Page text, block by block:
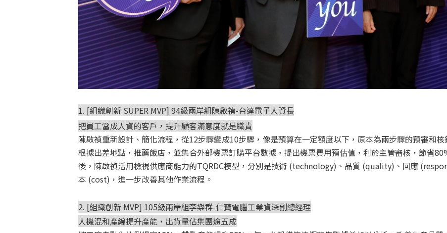
1. [組織創新 SUPER MVP] 94級兩岸組陳啟禎-台達電子人資長
把員工當成人資的客戶，提升顧客滿意度就是職責
陳啟禎重新設計、簡化流程，從12步驟變成10步驟，像是預算在一定額度以下，原本為兩步驟的預審和
根據出差地點，推薦飯店，並集合外部機票訂購平台數據，提出機票費用預估值，利於主管審核，節省
後，陳啟禎活用檢視供應商能力的TQRDC模型，分別是技術 (technology)、品質 (quality)、回應
本 (cost)，進一步改善其他作業流程。
2. [組織創新 MVP] 105級兩岸組李樂群-仁寶電腦工業資深副總經理
人機混和產線提升產能，出貨量佔集團逾五成